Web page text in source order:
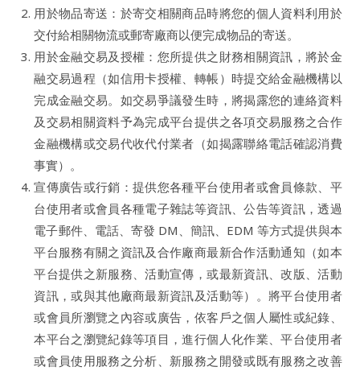
用於物品寄送：於寄交相關商品時將您的個人資料利用於
交付給相關物流或郵寄廠商以便完成物品的寄送。
用於金融交易及授權：您所提供之財務相關資訊，將於金
融交易過程（如信用卡授權、轉帳）時提交給金融機構以
完成金融交易。如交易爭議發生時，將揭露您的連絡資料
及交易相關資料予為完成平台提供之各項交易服務之合作
金融機構或交易代收代付業者（如揭露聯絡電話確認消費
事實）。
宣傳廣告或行銷：提供您各種平台使用者或會員條款、平
台使用者或會員各種電子雜誌等資訊、公告等資訊，透過
電子郵件、電話、寄發 DM、簡訊、EDM 等方式提供與本
平台服務有關之資訊及合作廠商最新合作活動通知（如本
平台提供之新服務、活動宣傳，或最新資訊、改版、活動
資訊，或與其他廠商最新資訊及活動等）。將平台使用者
或會員所瀏覽之內容或廣告，依客戶之個人屬性或紀錄、
本平台之瀏覽紀錄等項目，進行個人化作業、平台使用者
或會員使用服務之分析、新服務之開發或既有服務之改善